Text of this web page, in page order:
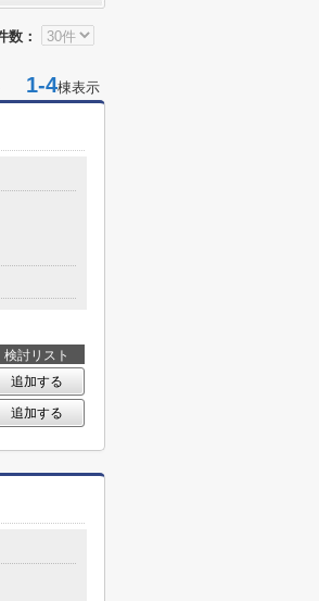
数：
1-4棟表示
検討リスト
追加する
追加する